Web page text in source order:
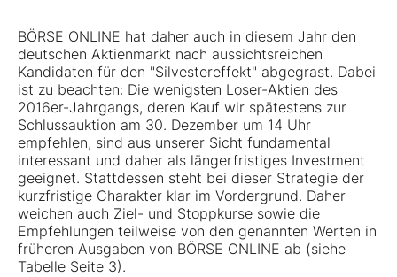
BÖRSE ONLINE hat daher auch in diesem Jahr den
deutschen Aktienmarkt nach aussichtsreichen
Kandidaten für den "Silvestereffekt" abgegrast. Dabei
ist zu beachten: Die wenigsten Loser-Aktien des
2016er-Jahrgangs, deren Kauf wir spätestens zur
Schlussauktion am 30. Dezember um 14 Uhr
empfehlen, sind aus unserer Sicht fundamental
interessant und daher als längerfristiges Investment
geeignet. Stattdessen steht bei dieser Strategie der
kurzfristige Charakter klar im Vordergrund. Daher
weichen auch Ziel- und Stoppkurse sowie die
Empfehlungen teilweise von den genannten Werten in
früheren Ausgaben von BÖRSE ONLINE ab (siehe
Tabelle Seite 3).